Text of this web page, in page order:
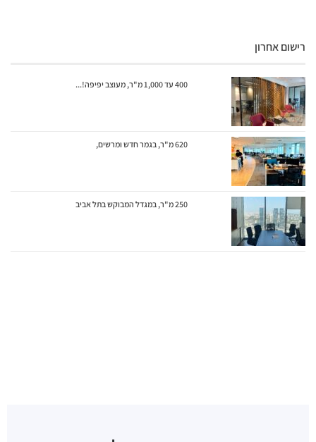
רישום אחרון
400 עד 1,000 מ"ר, מעוצב יפיפה!...
620 מ"ר, בגמר חדש ומרשים,
250 מ"ר, במגדל המבוקש בתל אביב